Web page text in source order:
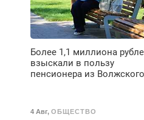
Более 1,1 миллиона
взыскали в пользу
пенсионера из Волжского
4 Авг,ОБЩЕСТВО